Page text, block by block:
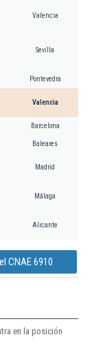
Valencia
Sevilla
Pontevedra
Valencia
Barcelona
Baleares
Madrid
Málaga
Alicante
CNAE 6910
en la posición